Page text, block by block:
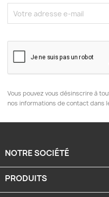
Vous pouvez vous désinscrire à
nos informations de contact dans
NOTRE SOCIÉTÉ
PRODUITS